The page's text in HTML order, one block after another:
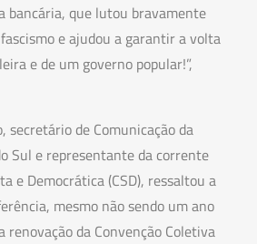
bancária, que lutou bravamente
e ajudou a garantir a volta
e de um governo popular!”,
secretário de Comunicação da
Sul e representante da corrente
e Democrática (CSD), ressaltou a
mesmo não sendo um ano
renovação da Convenção Coletiva